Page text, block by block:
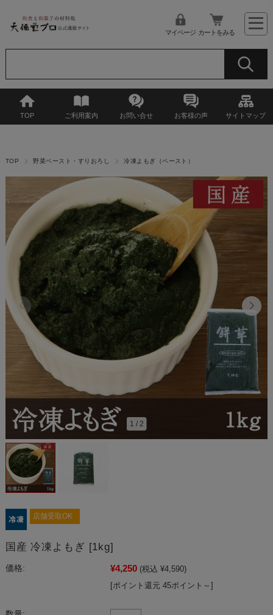
マイページ カートをみる
TOP ご利用案内 お問い合せ お客様の声 サイトマップ
TOP 野菜ペースト・すりおろし 冷凍よもぎ（ペースト）
1 / 2
店舗受取OK
国産 冷凍よもぎ [1kg]
価格: ¥4,250 (税込 ¥4,590)
[ポイント還元 45ポイント～]